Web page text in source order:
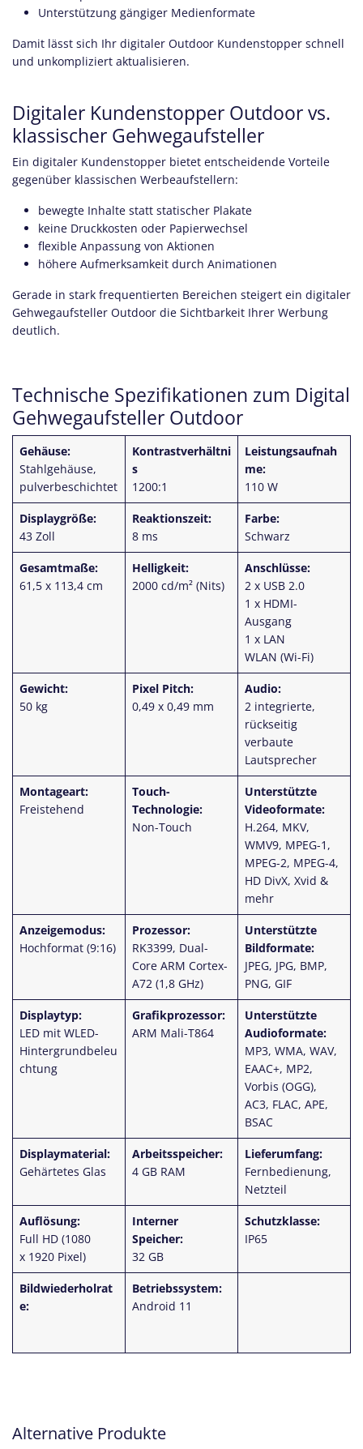
Unterstützung gängiger Medienformate
Damit lässt sich Ihr digitaler Outdoor Kundenstopper schnell
und unkompliziert aktualisieren.
Digitaler Kundenstopper Outdoor vs.
klassischer Gehwegaufsteller
Ein digitaler Kundenstopper bietet entscheidende Vorteile
gegenüber klassischen Werbeaufstellern:
bewegte Inhalte statt statischer Plakate
keine Druckkosten oder Papierwechsel
flexible Anpassung von Aktionen
höhere Aufmerksamkeit durch Animationen
Gerade in stark frequentierten Bereichen steigert ein digitaler
Gehwegaufsteller Outdoor die Sichtbarkeit Ihrer Werbung
deutlich.
Technische Spezifikationen zum Digital
Gehwegaufsteller Outdoor
Gehäuse:
Stahlgehäuse,
pulverbeschichtet
Kontrastverhältni
s
1200:1
Leistungsaufnah
me:
110 W
Displaygröße:
43 Zoll
Reaktionszeit:
8 ms
Farbe:
Schwarz
Gesamtmaße:
61,5 x 113,4 cm
Helligkeit:
2000 cd/m² (Nits)
Anschlüsse:
2 x USB 2.0
1 x HDMI-
Ausgang
1 x LAN
WLAN (Wi-Fi)
Gewicht:
50 kg
Pixel Pitch:
0,49 x 0,49 mm
Audio:
2 integrierte,
rückseitig
verbaute
Lautsprecher
Montageart:
Freistehend
Touch-
Technologie:
Non-Touch
Unterstützte
Videoformate:
H.264, MKV,
WMV9, MPEG-1,
MPEG-2, MPEG-4,
HD DivX, Xvid &
mehr
Anzeigemodus:
Hochformat (9:16)
Prozessor:
RK3399, Dual-
Core ARM Cortex-
A72 (1,8 GHz)
Unterstützte
Bildformate:
JPEG, JPG, BMP,
PNG, GIF
Displaytyp:
LED mit WLED-
Hintergrundbeleu
chtung
Grafikprozessor:
ARM Mali-T864
Unterstützte
Audioformate:
MP3, WMA, WAV,
EAAC+, MP2,
Vorbis (OGG),
AC3, FLAC, APE,
BSAC
Displaymaterial:
Gehärtetes Glas
Arbeitsspeicher:
4 GB RAM
Lieferumfang:
Fernbedienung,
Netzteil
Auflösung:
Full HD (1080
x 1920 Pixel)
Interner
Speicher:
32 GB
Schutzklasse:
IP65
Bildwiederholrat
e:
Betriebssystem:
Android 11
Alternative Produkte